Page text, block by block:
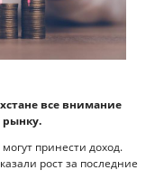
все внимание
рынку.
принести доход.
рост за последние